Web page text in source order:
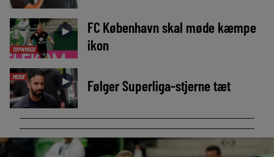
TOPNYHED
►
FC København skal møde kæmpe
ikon
MEDIE ► Følger Superliga-stjerne tæt